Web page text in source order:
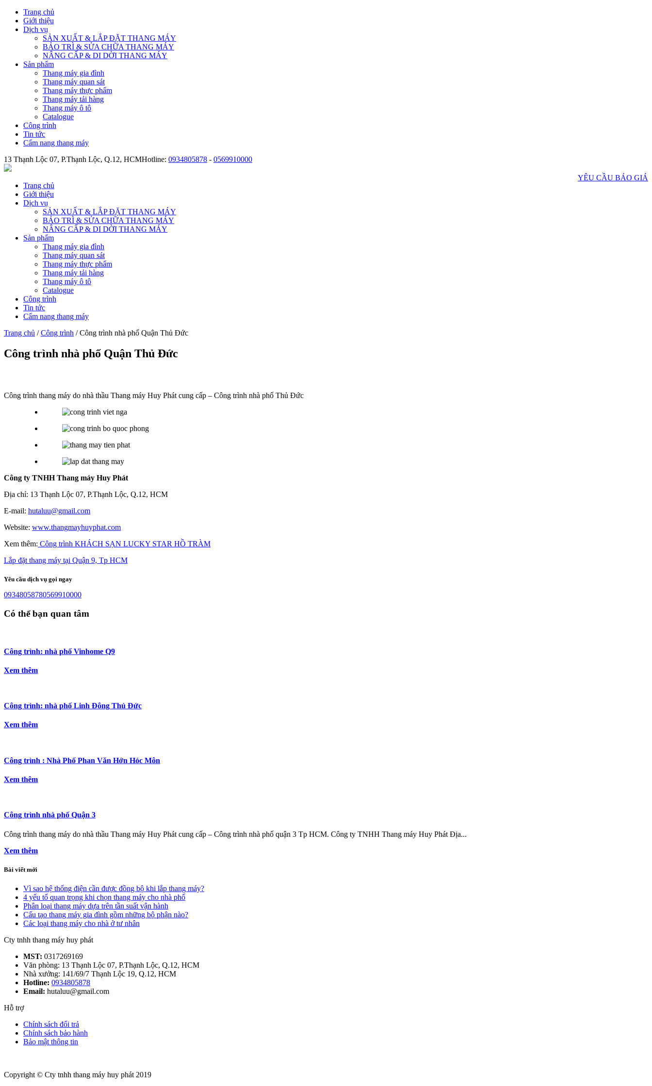
Trang chủ
Giới thiệu
Dịch vụ
SẢN XUẤT & LẮP ĐẶT THANG MÁY
BẢO TRÌ & SỬA CHỮA THANG MÁY
NÂNG CẤP & DI DỜI THANG MÁY
Sản phẩm
Thang máy gia đình
Thang máy quan sát
Thang máy thực phẩm
Thang máy tải hàng
Thang máy ô tô
Catalogue
Công trình
Tin tức
Cẩm nang thang máy
13 Thạnh Lộc 07, P.Thạnh Lộc, Q.12, HCMHotline: 0934805878 - 0569910000
YÊU CẦU BÁO GIÁ
Trang chủ
Giới thiệu
Dịch vụ
SẢN XUẤT & LẮP ĐẶT THANG MÁY
BẢO TRÌ & SỬA CHỮA THANG MÁY
NÂNG CẤP & DI DỜI THANG MÁY
Sản phẩm
Thang máy gia đình
Thang máy quan sát
Thang máy thực phẩm
Thang máy tải hàng
Thang máy ô tô
Catalogue
Công trình
Tin tức
Cẩm nang thang máy
Trang chủ /Công trình / Công trình nhà phố Quận Thủ Đức
Công trình nhà phố Quận Thủ Đức
Công trình thang máy do nhà thầu Thang máy Huy Phát cung cấp – Công trình nhà phố Thủ Đức
Công ty TNHH Thang máy Huy Phát
Địa chỉ: 13 Thạnh Lộc 07, P.Thạnh Lộc, Q.12, HCM
E-mail: hutaluu@gmail.com
Website: www.thangmayhuyphat.com
Xem thêm: Công trình KHÁCH SẠN LUCKY STAR HỒ TRÀM
Lắp đặt thang máy tại Quận 9, Tp HCM
Yêu cầu dịch vụ gọi ngay
09348058780569910000
Có thể bạn quan tâm
Công trình: nhà phố Vinhome Q9
Xem thêm
Công trình: nhà phố Linh Đông Thủ Đức
Xem thêm
Công trình : Nhà Phố Phan Văn Hớn Hóc Môn
Xem thêm
Công trình nhà phố Quận 3
Công trình thang máy do nhà thầu Thang máy Huy Phát cung cấp – Công trình nhà phố quận 3 Tp HCM. Công ty TNHH Thang máy Huy Phát Địa...
Xem thêm
Bài viết mới
Vì sao hệ thống điện cần được đồng bộ khi lắp thang máy?
4 yếu tố quan trọng khi chọn thang máy cho nhà phố
Phân loại thang máy dựa trên tần suất vận hành
Cấu tạo thang máy gia đình gồm những bộ phận nào?
Các loại thang máy cho nhà ở tư nhân
Cty tnhh thang máy huy phát
MST: 0317269169
Văn phòng: 13 Thạnh Lộc 07, P.Thạnh Lộc, Q.12, HCM
Nhà xưởng: 141/69/7 Thạnh Lộc 19, Q.12, HCM
Hotline: 0934805878
Email: hutaluu@gmail.com
Hỗ trợ
Chính sách đổi trả
Chính sách bảo hành
Bảo mật thông tin
Copyright © Cty tnhh thang máy huy phát 2019